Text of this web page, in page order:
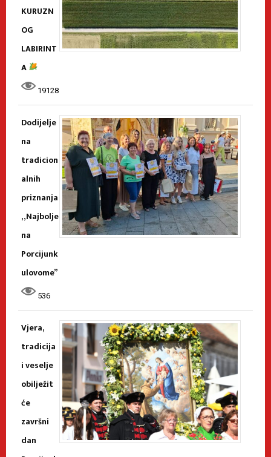
KURUZN
OG
LABIRINT
A
19128
Dodijelje
na
tradicion
alnih
priznanja
„Najbolje
na
Porcijunk
ulovome”
536
Vjera,
tradicija
i veselje
obilježit
će
završni
dan